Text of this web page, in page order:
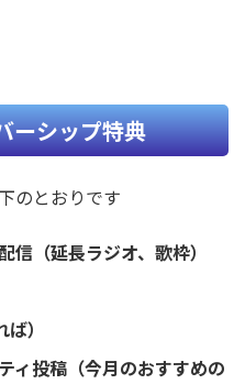
ーシップ特典
のとおりです
（延長ラジオ、歌枠）
）
ィ投稿（今月のおすすめの